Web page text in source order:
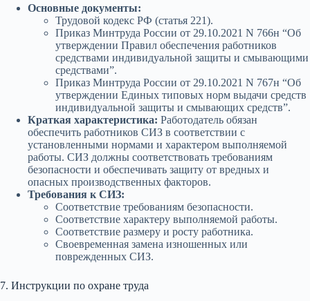
Основные документы:
Трудовой кодекс РФ (статья 221).
Приказ Минтруда России от 29.10.2021 N 766н “Об
утверждении Правил обеспечения работников
средствами индивидуальной защиты и смывающими
средствами”.
Приказ Минтруда России от 29.10.2021 N 767н “Об
утверждении Единых типовых норм выдачи средств
индивидуальной защиты и смывающих средств”.
Краткая характеристика: Работодатель обязан
обеспечить работников СИЗ в соответствии с
установленными нормами и характером выполняемой
работы. СИЗ должны соответствовать требованиям
безопасности и обеспечивать защиту от вредных и
опасных производственных факторов.
Требования к СИЗ:
Соответствие требованиям безопасности.
Соответствие характеру выполняемой работы.
Соответствие размеру и росту работника.
Своевременная замена изношенных или
поврежденных СИЗ.
7. Инструкции по охране труда